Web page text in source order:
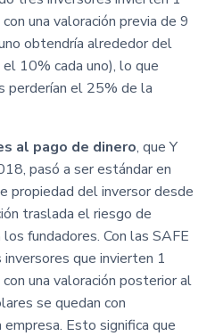
una valoración previa de 9
obtendría alrededor del
10% cada uno), lo que
perderían el 25% de la
al pago de dinero, que Y
pasó a ser estándar en
propiedad del inversor desde
traslada el riesgo de
fundadores. Con las SAFE
que invierten 1
una valoración posterior al
se quedan con
Esto significa que